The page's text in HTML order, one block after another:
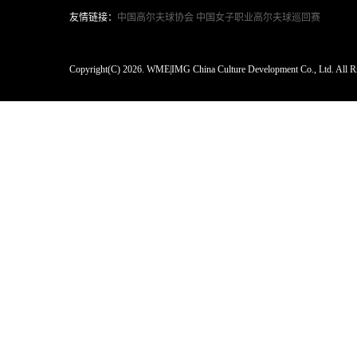
友情链接： 中国高尔夫球协会 中国女子职业高尔夫球巡回赛
Copyright(C) 2026. WME|IMG China Culture Development Co., Ltd. All